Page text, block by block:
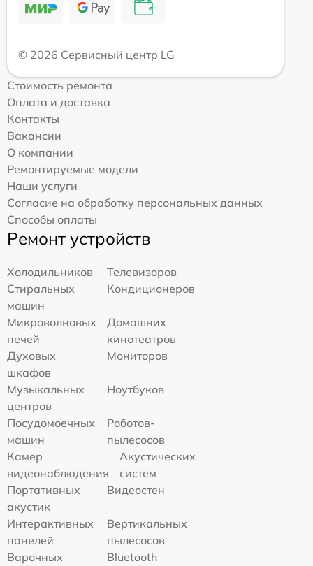
© 2026 Сервисный центр LG
Стоимость ремонта
Оплата и доставка
Контакты
Вакансии
О компании
Ремонтируемые модели
Наши услуги
Согласие на обработку персональных данных
Способы оплаты
Ремонт устройств
Холодильников
Телевизоров
Стиральных
машин
Кондиционеров
Микроволновых
печей
Домашних
кинотеатров
Духовых
шкафов
Мониторов
Музыкальных
центров
Ноутбуков
Посудомоечных
машин
Роботов-
пылесосов
Камер
видеонаблюдения
Акустических
систем
Портативных
акустик
Видеостен
Интерактивных
панелей
Вертикальных
пылесосов
Варочных
Bluetooth